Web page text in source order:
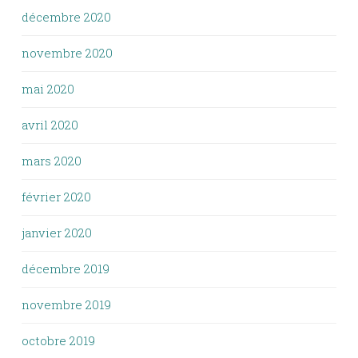
décembre 2020
novembre 2020
mai 2020
avril 2020
mars 2020
février 2020
janvier 2020
décembre 2019
novembre 2019
octobre 2019